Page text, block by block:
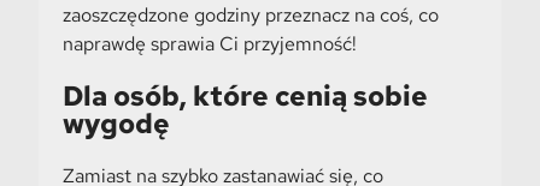
zaoszczędzone godziny przeznacz na coś, co
naprawdę sprawia Ci przyjemność!
Dla osób, które cenią sobie
wygodę
Zamiast na szybko zastanawiać się, co